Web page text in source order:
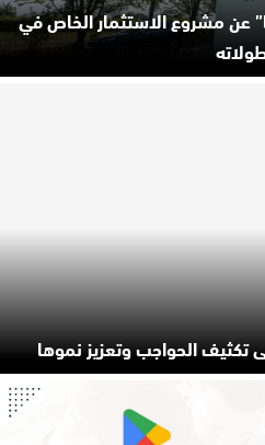
عن مشروع الاستثمار الخاص في
الحواجب وتعزيز نموها